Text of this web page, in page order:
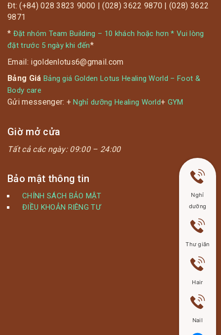
Đt: (+84) 028 3823 9000 | (028) 3622 9870 | (028) 3622
9871
* Đặt nhóm Team Building – 10 khách hoặc hơn * Vui lòng
đặt trước 5 ngày khi đến*
Email: igoldenlotus6@gmail.com
Bảng Giá Bảng giá Golden Lotus Healing World – Foot &
Body care
Gửi messenger: +Nghỉ dưỡng Healing World+ GYM
Giờ mở cửa
Tất cả các ngày: 09:00 – 24:00
Bảo mật thông tin
CHÍNH SÁCH BẢO MẬT
ĐIỀU KHOẢN RIÊNG TƯ
Nghỉ
dưỡng
Thư giãn
Hair
Nail